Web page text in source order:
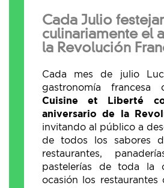
Cada Julio
culinariamente el
la Revolución
Cada mes de julio
gastronomía francesa
Cuisine et Liberté
aniversario de la
invitando al público a
de todos los sabores
restaurantes,
pastelerías de toda la
ocasión los restaurantes